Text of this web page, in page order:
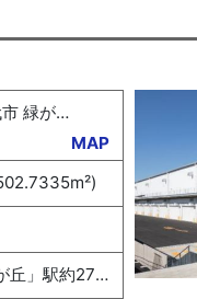
〒2760040 千葉県 八千代市 緑が丘西六丁目12番20 MCUD八千代
MAP
東葉高速鉄道 「八千代緑が丘」駅約27分、京葉道路 「花輪」IC約10.5㎞、東関東自動車道 「千葉北」IC約13㎞